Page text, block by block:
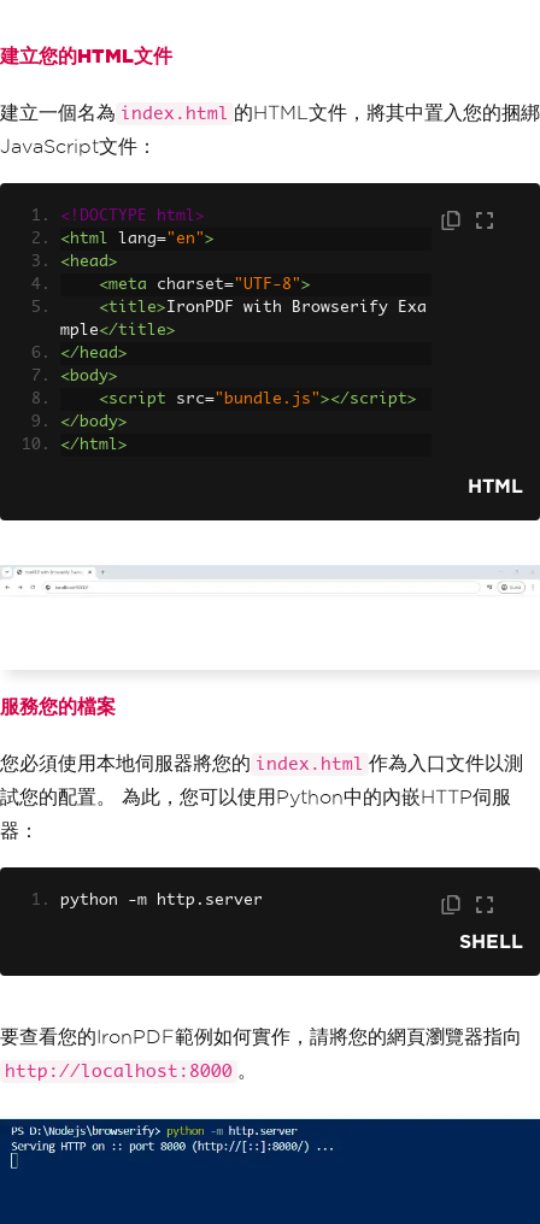
建立您的HTML文件
建立一個名為 index.html 的HTML文件，將其中置入您的捆綁
JavaScript文件：
<!DOCTYPE html>
<html
lang="en">
<head>
<meta
charset="UTF-8">
<title>IronPDF with Browserify Exa
mple</title>
</head>
<body>
<script
src="bundle.js"></script>
</body>
</html>
HTML
服務您的檔案
您必須使用本地伺服器將您的 index.html 作為入口文件以測
試您的配置。 為此，您可以使用Python中的內嵌HTTP伺服
器：
python -m http . server
SHELL
要查看您的IronPDF範例如何實作，請將您的網頁瀏覽器指向
http://localhost:8000 。